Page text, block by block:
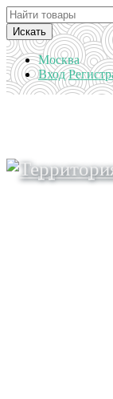
Искать
Москва
Вход